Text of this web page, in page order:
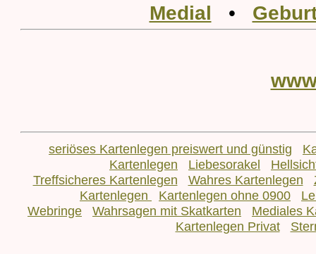
Medial •
seriöses Kartenlegen preiswert und günstig
Kartenlegen
Liebesorakel
Treffsicheres Kartenlegen
Wahres Kartenlegen
Kartenlegen
Kartenlegen ohne 0900
Webringe
Wahrsagen mit Skatkarten
Mediales
Kartenlegen Privat